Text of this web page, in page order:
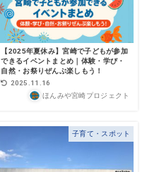
【2025年夏休み】宮崎で子どもが参加
できるイベントまとめ｜体験・学び・
自然・お祭りぜんぶ楽しもう！
2025.11.16
ほんみや宮崎プロジェクト
子育て・スポット